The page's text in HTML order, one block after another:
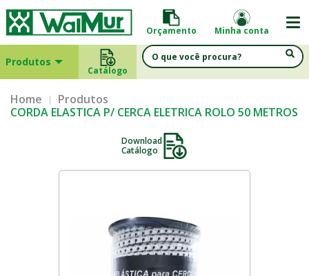
Orçamento Minha conta
Produtos
Catálogo
Home
Produtos
CORDA ELASTICA P/ CERCA ELETRICA ROLO 50 METROS
Download
Catálogo